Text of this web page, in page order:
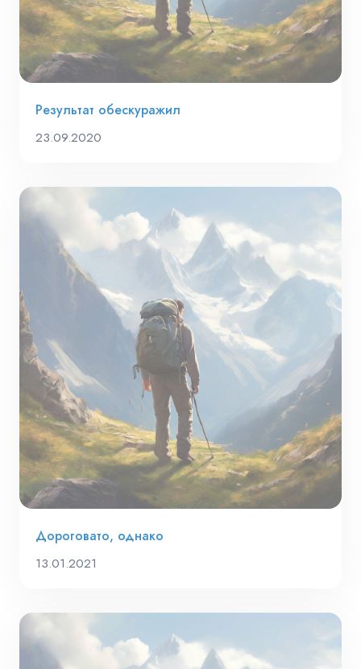
Результат обескуражил
23.09.2020
Дороговато, однако
13.01.2021